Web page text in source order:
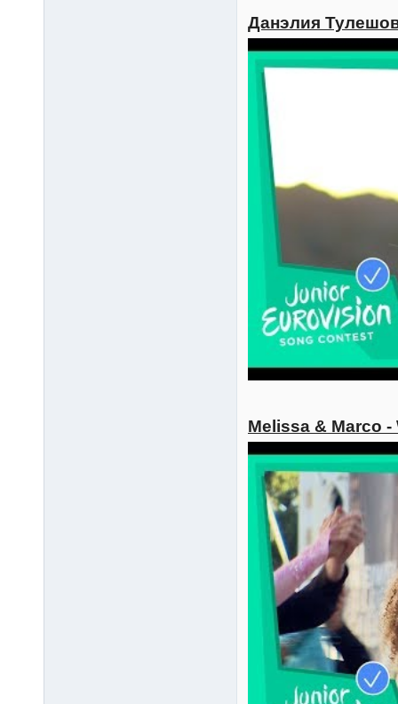
Данэлия
Melissa & Marco -